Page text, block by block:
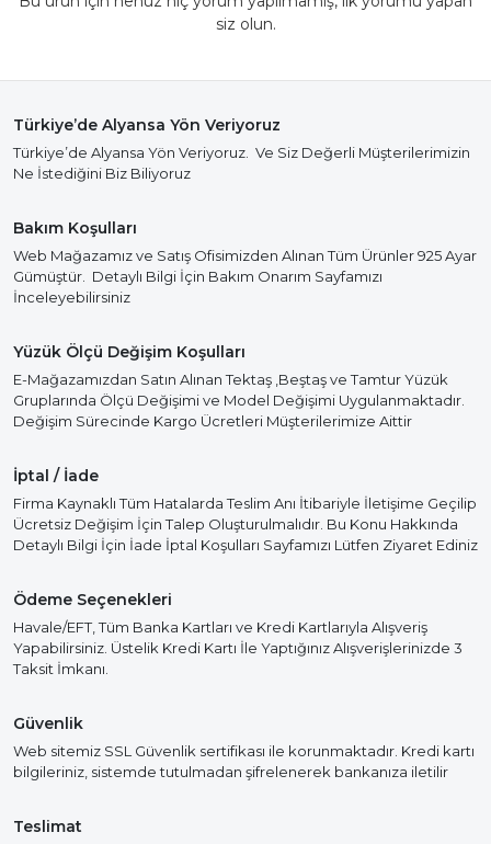
siz olun.
Türkiye’de Alyansa Yön Veriyoruz
Türkiye’de Alyansa Yön Veriyoruz. Ve Siz Değerli Müşterilerimizin
Ne İstediğini Biz Biliyoruz
Bakım Koşulları
Web Mağazamız ve Satış Ofisimizden Alınan Tüm Ürünler 925 Ayar
Gümüştür. Detaylı Bilgi İçin Bakım Onarım Sayfamızı
İnceleyebilirsiniz
Yüzük Ölçü Değişim Koşulları
E-Mağazamızdan Satın Alınan Tektaş ,Beştaş ve Tamtur Yüzük
Gruplarında Ölçü Değişimi ve Model Değişimi Uygulanmaktadır.
Değişim Sürecinde Kargo Ücretleri Müşterilerimize Aittir
İptal / İade
Firma Kaynaklı Tüm Hatalarda Teslim Anı İtibariyle İletişime Geçilip
Ücretsiz Değişim İçin Talep Oluşturulmalıdır. Bu Konu Hakkında
Detaylı Bilgi İçin İade İptal Koşulları Sayfamızı Lütfen Ziyaret Ediniz
Ödeme Seçenekleri
Havale/EFT, Tüm Banka Kartları ve Kredi Kartlarıyla Alışveriş
Yapabilirsiniz. Üstelik Kredi Kartı İle Yaptığınız Alışverişlerinizde 3
Taksit İmkanı.
Güvenlik
Web sitemiz SSL Güvenlik sertifikası ile korunmaktadır. Kredi kartı
bilgileriniz, sistemde tutulmadan şifrelenerek bankanıza iletilir
Teslimat